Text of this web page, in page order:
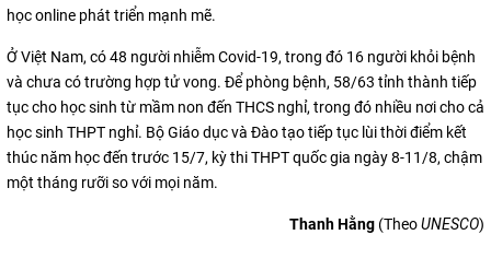
học online phát triển mạnh mẽ.
Ở Việt Nam, có 48 người nhiễm Covid-19, trong đó 16 người khỏi bệnh
và chưa có trường hợp tử vong. Để phòng bệnh, 58/63 tỉnh thành tiếp
tục cho học sinh từ mầm non đến THCS nghỉ, trong đó nhiều nơi cho cả
học sinh THPT nghỉ. Bộ Giáo dục và Đào tạo tiếp tục lùi thời điểm kết
thúc năm học đến trước 15/7, kỳ thi THPT quốc gia ngày 8-11/8, chậm
một tháng rưỡi so với mọi năm.
Thanh Hằng (TheoUNESCO)